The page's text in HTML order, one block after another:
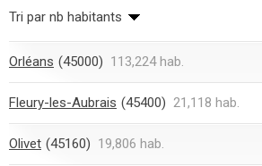
Tri par nb habitants
Orléans (45000) 113,224 hab.
Fleury-les-Aubrais (45400) 21,118 hab.
Olivet (45160) 19,806 hab.